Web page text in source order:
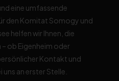
eine umfassende
den Komitat Somogy und
helfen wir Ihnen, die
ob Eigenheim oder
Kontakt und
an erster Stelle.